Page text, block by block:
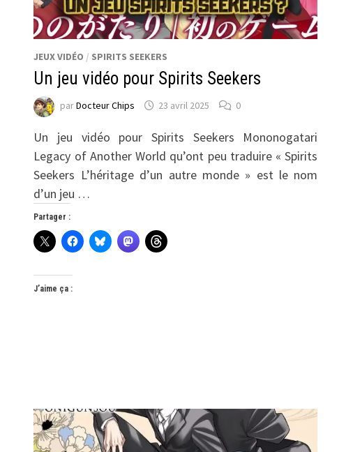
JEUX VIDÉO / SPIRITS SEEKERS
Un jeu vidéo pour Spirits Seekers
parDocteur Chips 23 avril 2025 0
Un jeu vidéo pour Spirits Seekers Mononogatari
Legacy of Another World qu’ont peu traduire « Spirits
Seekers L’héritage d’un autre monde » est le nom
d’un jeu …
Partager :
J’aime ça :